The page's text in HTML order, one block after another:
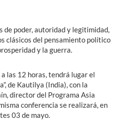
de poder, autoridad y legitimidad,
clásicos del pensamiento político
y la guerra.
las 12 horas, tendrá lugar el
de Kautilya (India), con la
director del Programa Asia
conferencia se realizará, en
03 de mayo.